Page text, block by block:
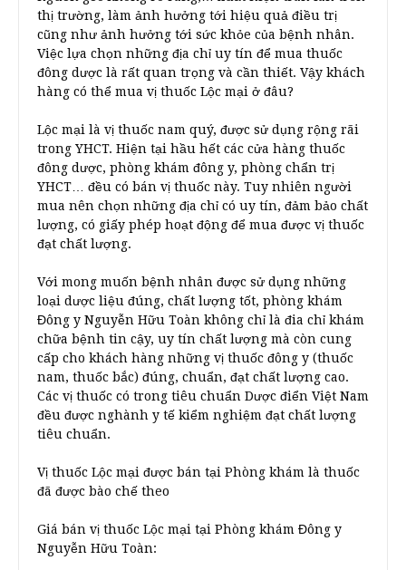
thị trường, làm ảnh hưởng tới hiệu quả điều trị
cũng như ảnh hưởng tới sức khỏe của bệnh nhân.
Việc lựa chọn những địa chỉ uy tín để mua thuốc
đông dược là rất quan trọng và cần thiết. Vậy khách
hàng có thể mua vị thuốc Lộc mại ở đâu?
Lộc mại là vị thuốc nam quý, được sử dụng rộng rãi
trong YHCT. Hiện tại hầu hết các cửa hàng thuốc
đông dược, phòng khám đông y, phòng chẩn trị
YHCT… đều có bán vị thuốc này. Tuy nhiên người
mua nên chọn những địa chỉ có uy tín, đảm bảo chất
lượng, có giấy phép hoạt động để mua được vị thuốc
đạt chất lượng.
Với mong muốn bệnh nhân được sử dụng những
loại dược liệu đúng, chất lượng tốt, phòng khám
Đông y Nguyễn Hữu Toàn không chỉ là đia chỉ khám
chữa bệnh tin cậy, uy tín chất lượng mà còn cung
cấp cho khách hàng những vị thuốc đông y (thuốc
nam, thuốc bắc) đúng, chuẩn, đạt chất lượng cao.
Các vị thuốc có trong tiêu chuẩn Dược điển Việt Nam
đều được nghành y tế kiểm nghiệm đạt chất lượng
tiêu chuẩn.
Vị thuốc Lộc mại được bán tại Phòng khám là thuốc
đã được bào chế theo
Giá bán vị thuốc Lộc mại tại Phòng khám Đông y
Nguyễn Hữu Toàn: